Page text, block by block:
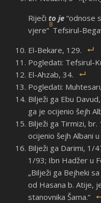
Riječi to je “odnose
vjere“
8
Tefsirul-
El-Bekare, 129.
Pogledati: Tefsirul-
El-Ahzab, 34.
Pogledati:
Bilježi ga Ebu
ga je ocijenio šejh
Bilježi ga Tirmizi,
ocijenio šejh Albani
Bilježi ga Darimi, 1/
1/93; Ibn Hadžer u
„Bilježi ga Bejheki
od Hasana b. Atije,
stanovnika Šama.“